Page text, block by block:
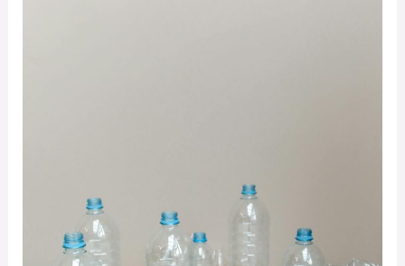
alternativa
revolucionaria